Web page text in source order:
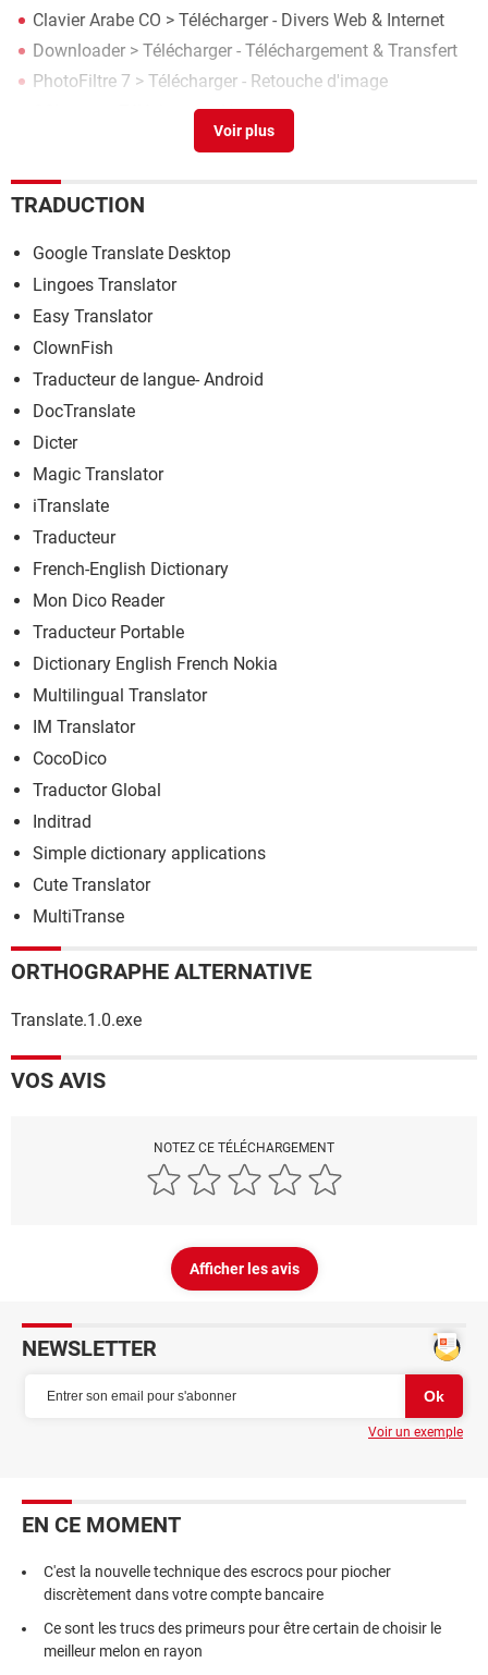
Clavier Arabe CO > Télécharger - Divers Web & Internet
Downloader > Télécharger - Téléchargement & Transfert
PhotoFiltre 7 > Télécharger - Retouche d'image
> Télécharger - Nettoyage
> Télécharger - Traitement de texte
TRADUCTION
Google Translate Desktop
Lingoes Translator
Easy Translator
ClownFish
Traducteur de langue- Android
DocTranslate
Dicter
Magic Translator
iTranslate
Traducteur
French-English Dictionary
Mon Dico Reader
Traducteur Portable
Dictionary English French Nokia
Multilingual Translator
IM Translator
CocoDico
Traductor Global
Inditrad
Simple dictionary applications
Cute Translator
MultiTranse
ORTHOGRAPHE ALTERNATIVE
Translate.1.0.exe
VOS AVIS
NOTEZ CE TÉLÉCHARGEMENT
Afficher les avis
NEWSLETTER
Voir un exemple
EN CE MOMENT
C'est la nouvelle technique des escrocs pour piocher
discrètement dans votre compte bancaire
Ce sont les trucs des primeurs pour être certain de choisir le
meilleur melon en rayon